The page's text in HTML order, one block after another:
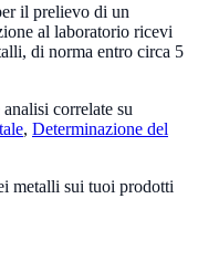
il prelievo di un
al laboratorio ricevi
di norma entro circa 5
analisi correlate su
, Determinazione del
metalli sui tuoi prodotti